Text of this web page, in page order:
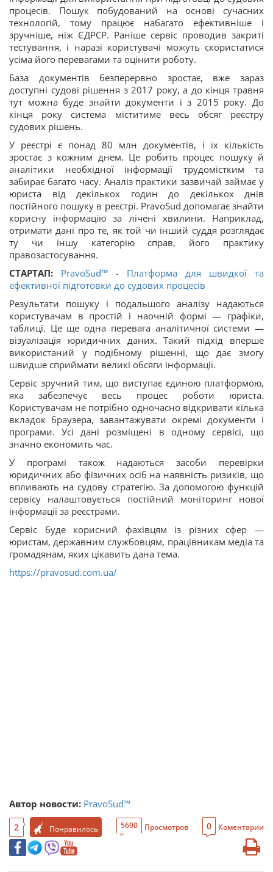
процесів. Пошук побудований на основі сучасних
технологій, тому працює набагато ефективніше і
зручніше, ніж ЄДРСР. Раніше сервіс проводив закриті
тестування, і наразі користувачі можуть скористатися
усіма його перевагами та оцінити роботу.
База документів безперервно зростає, вже зараз
доступні судові рішення з 2017 року, а до кінця травня
тут можна буде знайти документи і з 2015 року. До
кінця року система міститиме весь обсяг реєстру
судових рішень.
У реєстрі є понад 80 млн документів, і їх кількість
зростає з кожним днем. Це робить процес пошуку й
аналітики необхідної інформації трудомістким та
забирає багато часу. Аналіз практики зазвичай займає у
юриста від декількох годин до декількох днів
постійного пошуку в реєстрі. PravoSud допомагає знайти
корисну інформацію за лічені хвилини. Наприклад,
отримати дані про те, як той чи інший суддя розглядає
ту чи іншу категорію справ, його практику
правозастосування.
СТАРТАП:
PravoSud™ - Платформа для швидкої та
ефективної підготовки до судових процесів
Результати пошуку і подальшого аналізу надаються
користувачам в простій і наочній формі — графіки,
таблиці. Це ще одна перевага аналітичної системи —
візуалізація юридичних даних. Такий підхід вперше
використаний у подібному рішенні, що дає змогу
швидше сприймати великі обсяги інформації.
Сервіс зручний тим, що виступає єдиною платформою,
яка забезпечує весь процес роботи юриста.
Користувачам не потрібно одночасно відкривати кілька
вкладок браузера, завантажувати окремі документи і
програми. Усі дані розміщені в одному сервісі, що
значно економить час.
У програмі також надаються засоби перевірки
юридичних або фізичних осіб на наявність ризиків, що
впливають на судову стратегію. За допомогою функцій
сервісу налаштовується постійний моніторинг нової
інформації за реєстрами.
Сервіс буде корисний фахівцям із різних сфер —
юристам, державним службовцям, працівникам медіа та
громадянам, яких цікавить дана тема.
https://pravosud.com.ua/
Автор новости: PravoSud™
2 Понравилось 5690 Просмотров 0 Коментарии